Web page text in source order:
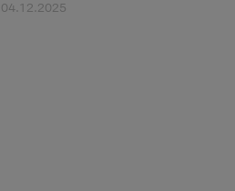
04.12.2025